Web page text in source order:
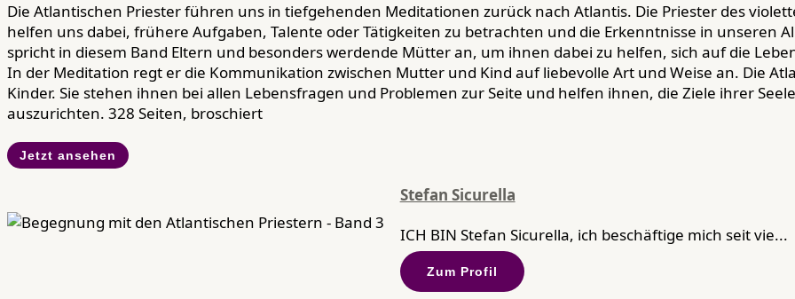
Die Atlantischen Priester führen uns in tiefgehenden Meditationen zurück nach Atlantis. Die Priester des
helfen uns dabei, frühere Aufgaben, Talente oder Tätigkeiten zu betrachten und die Erkenntnisse in unseren
spricht in diesem Band Eltern und besonders werdende Mütter an, um ihnen dabei zu helfen, sich auf die
In der Meditation regt er die Kommunikation zwischen Mutter und Kind auf liebevolle Art und Weise an. Die
Kinder. Sie stehen ihnen bei allen Lebensfragen und Problemen zur Seite und helfen ihnen, die Ziele ihrer
auszurichten. 328 Seiten, broschiert
Jetzt ansehen
Stefan Sicurella
ICH BIN Stefan Sicurella, ich beschäftige mich seit vie...
Zum Profil